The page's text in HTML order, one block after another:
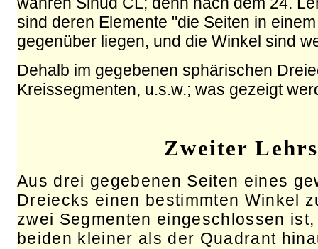
sind deren Elemente "die Seiten in
gegenüber liegen, und die Winkel sind
Dehalb im gegebenen sphärischen
Kreissegmenten, u.s.w.; was gezeigt
Zweiter
Aus drei gegebenen Seiten eines
Dreiecks einen bestimmten Winkel
zwei Segmenten eingeschlossen
beiden kleiner als der Quadrant